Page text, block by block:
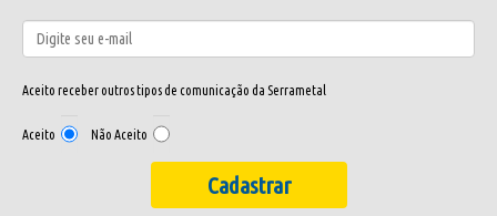
Aceito receber outros tipos de comunicação da Serrametal
Aceito Não Aceito